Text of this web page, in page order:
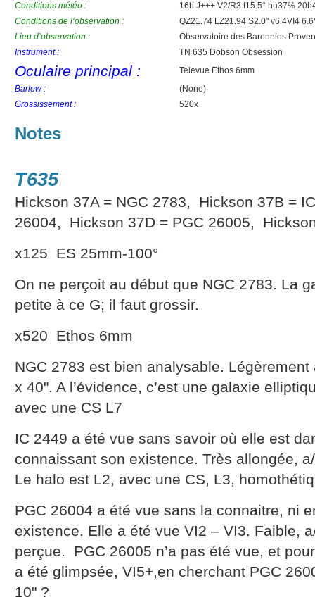
Conditions météo :
16h J+++ V2/R3 t15.5° hu37%
Conditions de l’observation :
QZ21.74 LZ21.94 S2.0" v6.4VI4
Lieu d’observation :
Observatoire des Baronnies
Instrument :
TN 635 Dobson Obsession
Oculaire principal :
Televue Ethos 6mm
Barlow :
(None)
Grossissement :
520x
Notes
T635
Hickson 37A = NGC 2783, Hickson 37B =
26004, Hickson 37D = PGC 26005,
x125 ES 25mm-100°
On ne perçoit au début que NGC 2783. La
petite à ce G; il faut grossir.
x520 Ethos 6mm
NGC 2783 est bien analysable.
x 40". A l’évidence, c’est une galaxie
avec une CS L7
IC 2449 a été vue sans savoir où elle est
connaissant son existence. Très allongée,
Le halo est L2, avec une CS, L3,
PGC 26004 a été vue sans la connaitre, ni
existence. Elle a été vue VI2 – VI3. Faible,
perçue. PGC 26005 n’a pas été vue, et
a été glimpsée, VI5+,en cherchant PGC
10" ?